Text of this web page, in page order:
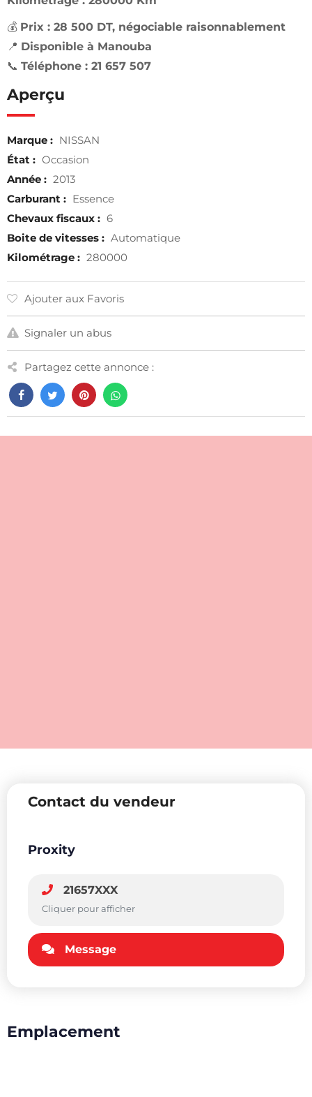
💰 Prix : 28 500 DT, négociable raisonnablement
📍 Disponible à Manouba
📞 Téléphone : 21 657 507
Aperçu
Marque : NISSAN
État : Occasion
Année : 2013
Carburant : Essence
Chevaux fiscaux : 6
Boite de vitesses : Automatique
Kilométrage : 280000
Ajouter aux Favoris
Signaler un abus
Partagez cette annonce :
Contact du vendeur
Proxity
21657XXX
Cliquer pour afficher
Message
Emplacement